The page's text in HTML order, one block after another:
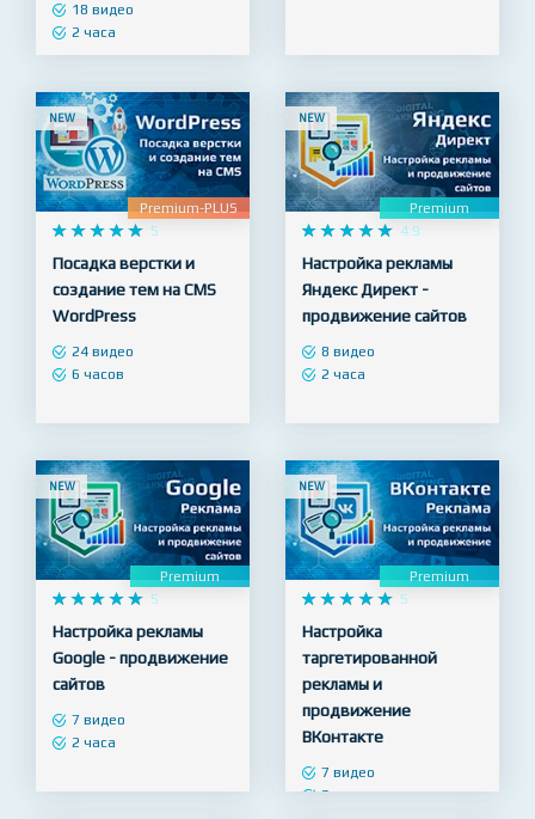
современный
ускоритель для HTML
2 часа
NEW
Premium-PLUS
    
     5
создание тем на CMS
WordPress
NEW
    
     4.9
Настройка рекламы
Яндекс Директ -
продвижение сайтов
NEW
Premium
    
     5
Google - продвижение
сайтов
NEW
    
     5
Настройка
таргетированной
продвижение